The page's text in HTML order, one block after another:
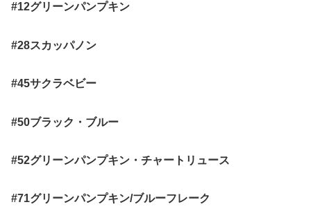
#12グリーンパンプキン
#28スカッパノン
#45サクラベビー
#50ブラック・ブルー
#52グリーンパンプキン・チャートリュース
#71グリーンパンプキン/ブルーフレーク